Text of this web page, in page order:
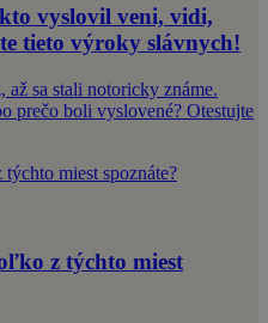
kto vyslovil veni, vidi,
tieto výroky slávnych!
sa stali notoricky známe.
prečo boli vyslovené? Otestujte
z týchto miest